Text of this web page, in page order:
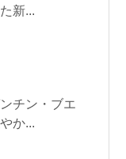
新...
チン・ブエ
か...